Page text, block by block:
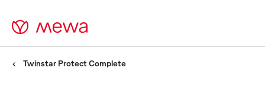
Twinstar Protect Complete